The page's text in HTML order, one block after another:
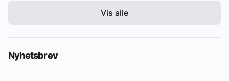
Vis alle
Nyhetsbrev